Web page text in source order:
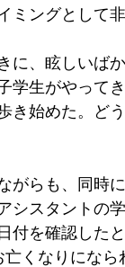
ングとして非
に、眩しいば
学生がやって
き始めた。ど
がらも、同時
シスタントの
付を確認した
くなりにな